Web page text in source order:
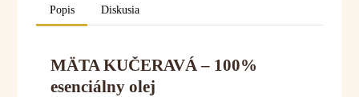
Popis
Diskusia
MÄTA KUČERAVÁ – 100%
esenciálny olej